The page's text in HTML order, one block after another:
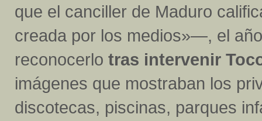
que el canciller de Maduro
creada por los medios»—, el
reconocerlo tras intervenir
imágenes que mostraban los
discotecas, piscinas, parques